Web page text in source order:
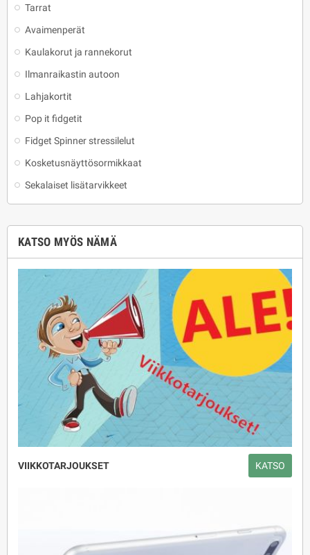
Tarrat
Avaimenperät
Kaulakorut ja rannekorut
Ilmanraikastin autoon
Lahjakortit
Pop it fidgetit
Fidget Spinner stressilelut
Kosketusnäyttösormikkaat
Sekalaiset lisätarvikkeet
KATSO MYÖS NÄMÄ
VIIKKOTARJOUKSET KATSO